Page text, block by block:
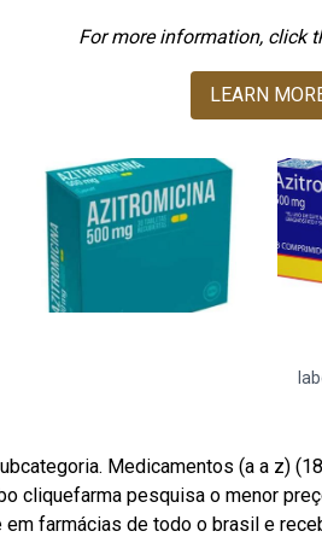
For more information, click
LEARN
Medicamentos (a a z)
cliquefarma pesquisa o menor
farmácias de todo o brasil e